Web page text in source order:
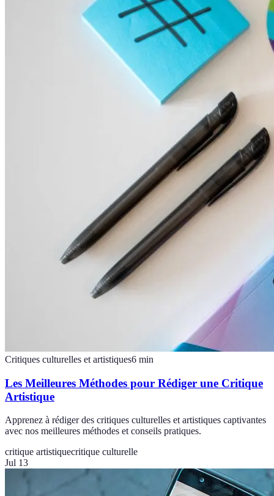
Critiques culturelles et artistiques6 min
Les Meilleures Méthodes pour Rédiger une Critique
Artistique
Apprenez à rédiger des critiques culturelles et artistiques captivantes
avec nos meilleures méthodes et conseils pratiques.
critique artistiquecritique culturelle
Jul 13